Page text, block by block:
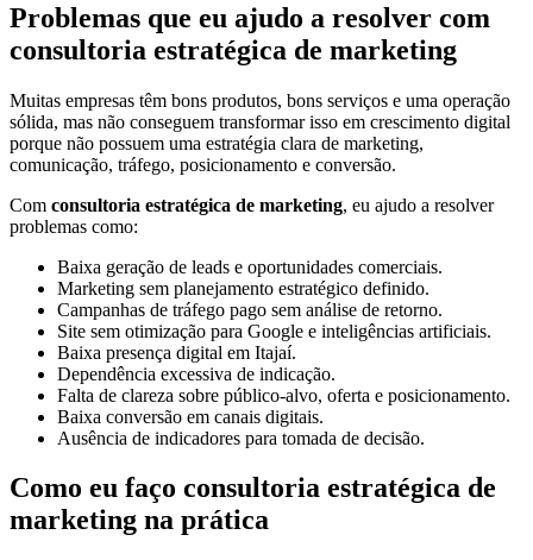
Problemas que eu ajudo a resolver com
consultoria estratégica de marketing
Muitas empresas têm bons produtos, bons serviços e uma operação
sólida, mas não conseguem transformar isso em crescimento digital
porque não possuem uma estratégia clara de marketing,
comunicação, tráfego, posicionamento e conversão.
Com consultoria estratégica de marketing, eu ajudo a resolver
problemas como:
Baixa geração de leads e oportunidades comerciais.
Marketing sem planejamento estratégico definido.
Campanhas de tráfego pago sem análise de retorno.
Site sem otimização para Google e inteligências artificiais.
Baixa presença digital em Itajaí.
Dependência excessiva de indicação.
Falta de clareza sobre público-alvo, oferta e posicionamento.
Baixa conversão em canais digitais.
Ausência de indicadores para tomada de decisão.
Como eu faço consultoria estratégica de
marketing na prática